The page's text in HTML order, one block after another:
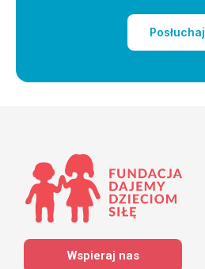
Posłuchaj
Wspieraj nas